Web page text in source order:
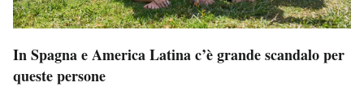
In Spagna e America Latina c’è grande scandalo per
queste persone